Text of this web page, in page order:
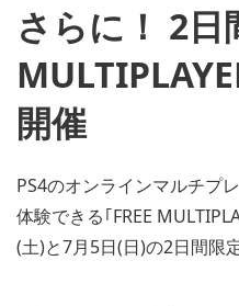
さらに！ 2日
開催
PS4のオンラインマルチプ
体験できる｢FREE
(土)と7月5日(日)の2日間限